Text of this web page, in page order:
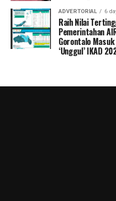
ADVERTORIAL 6
Raih Nilai
Pemerintahan
Gorontalo
‘Unggul’ IKAD